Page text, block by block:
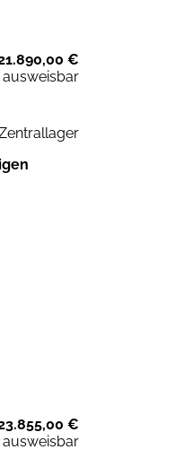
€
ausweisbar
€
ausweisbar